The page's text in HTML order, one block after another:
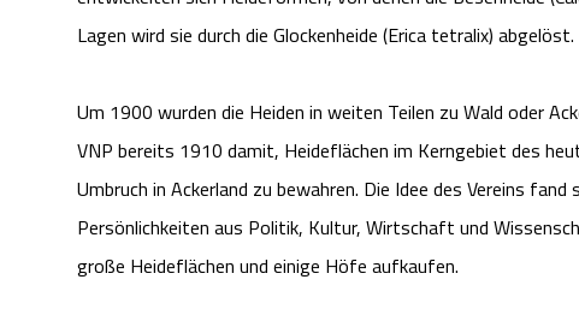
Lagen wird sie durch die Glockenheide (Erica tetralix) abgelöst.
Um 1900 wurden die Heiden in weiten Teilen zu Wald oder
VNP bereits 1910 damit, Heideflächen im Kerngebiet des
Umbruch in Ackerland zu bewahren. Die Idee des Vereins
Persönlichkeiten aus Politik, Kultur, Wirtschaft und
große Heideflächen und einige Höfe aufkaufen.